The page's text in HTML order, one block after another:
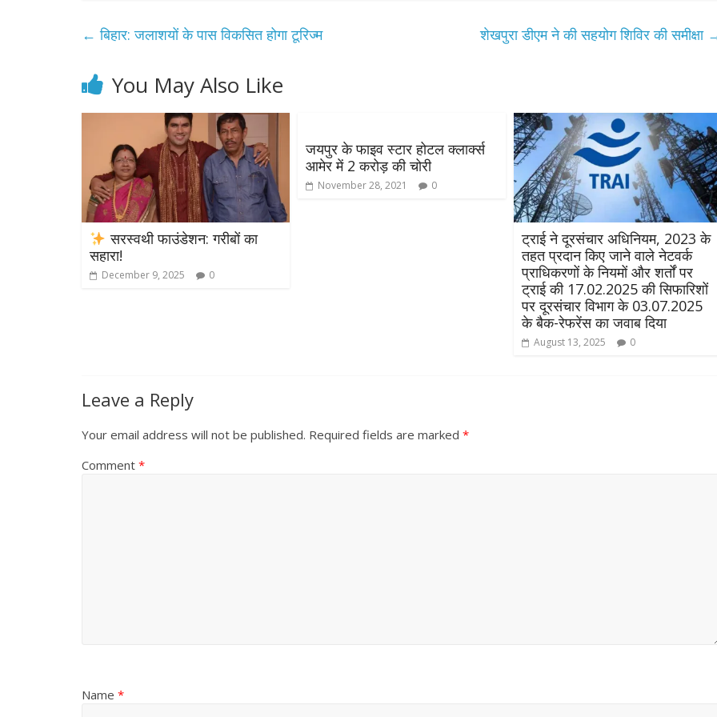
← बिहार: जलाशयों के पास विकसित होगा टूरिज्म शेखपुरा डीएम ने की सहयोग शिविर की समीक्षा
You May Also Like
सरस्वथी फाउंडेशन: गरीबों का
सहारा!
December 9, 2025 0
जयपुर के फाइव स्टार होटल क्लार्क्स
आमेर में 2 करोड़ की चोरी
November 28, 2021 0
ट्राई ने दूरसंचार अधिनियम, 2023 के
तहत प्रदान किए जाने वाले नेटवर्क
प्राधिकरणों के नियमों और शर्तों पर
ट्राई की 17.02.2025 की सिफारिशों
पर दूरसंचार विभाग के 03.07.2025
के बैक-रेफरेंस का जवाब दिया
August 13, 2025 0
Leave a Reply
Your email address will not be published. Required fields are marked *
Comment *
Name *